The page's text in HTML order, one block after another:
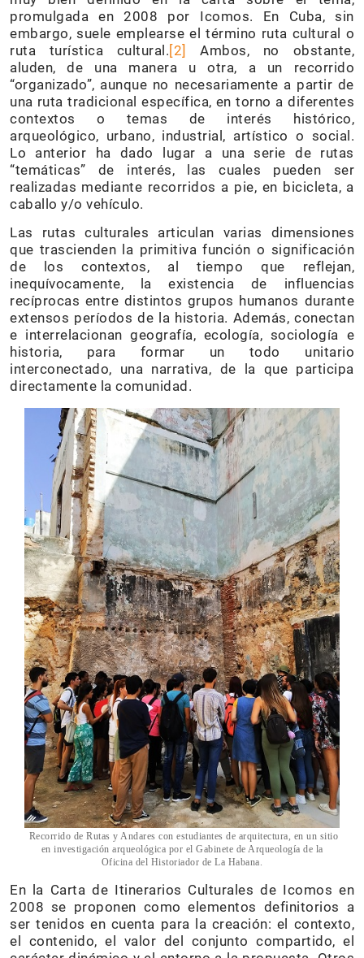
promulgada en 2008 por Icomos. En Cuba, sin
embargo, suele emplearse el término ruta cultural o
ruta turística cultural.[2]
Ambos, no obstante,
aluden, de una manera u otra, a un recorrido
“organizado”, aunque no necesariamente a partir de
una ruta tradicional específica, en torno a diferentes
contextos o temas de interés histórico,
arqueológico, urbano, industrial, artístico o social.
Lo anterior ha dado lugar a una serie de rutas
“temáticas” de interés, las cuales pueden ser
realizadas mediante recorridos a pie, en bicicleta, a
caballo y/o vehículo.
Las rutas culturales articulan varias dimensiones
que trascienden la primitiva función o significación
de los contextos, al tiempo que reflejan,
inequívocamente, la existencia de influencias
recíprocas entre distintos grupos humanos durante
extensos períodos de la historia. Además, conectan
e interrelacionan geografía, ecología, sociología e
historia, para formar un todo unitario
interconectado, una narrativa, de la que participa
directamente la comunidad.
Recorrido de Rutas y Andares con estudiantes de arquitectura, en un sitio
en investigación arqueológica por el Gabinete de Arqueología de la
Oficina del Historiador de La Habana.
En la Carta de Itinerarios Culturales de Icomos en
2008 se proponen como elementos definitorios a
ser tenidos en cuenta para la creación: el contexto,
el contenido, el valor del conjunto compartido, el